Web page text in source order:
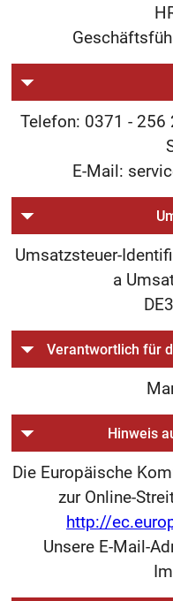
Telefon: 0371 - 256
E-Mail:
Umsatzsteuer-
a
Verantwortlich für
Hinweis
Die Europäische
zur Online-
http://
Unsere E-Mail-